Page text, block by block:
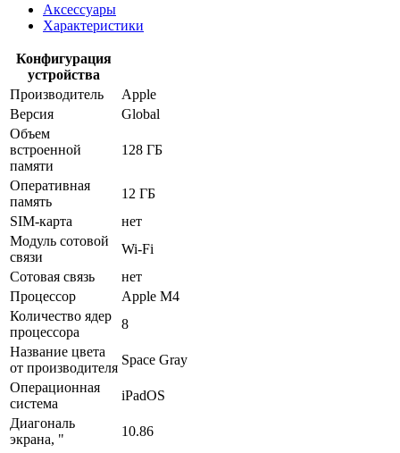
Аксессуары
Характеристики
Конфигурация
устройства
Производитель
Apple
Версия
Global
Объем
встроенной
памяти
128 ГБ
Оперативная
память
12 ГБ
SIM-карта
нет
Модуль сотовой
связи
Wi-Fi
Сотовая связь
нет
Процессор
Apple M4
Количество ядер
процессора
8
Название цвета
от производителя
Space Gray
Операционная
система
iPadOS
Диагональ
экрана, "
10.86